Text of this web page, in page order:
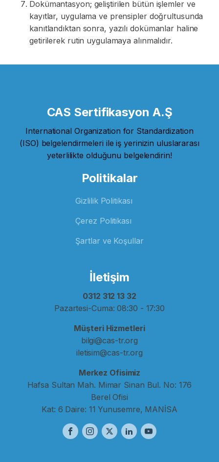
Dokümantasyon; geliştirilen bütün işlemler ve
kayıtlar, uygulama ve prensipler doğrultusunda
kanıtlandıktan sonra, yazılı dokümanlar haline
getirilerek rutin uygulamaya alınmalıdır.
CAS Sertifikasyon A.Ş
International Organization for Standardization
(ISO) belgelendirmeleri ile iş yerinizin uluslararası
yeterlilikte olduğunu belgelendirin!
Politikalar
Gizlilik Politikası
Çerez Politikası
Şartlar ve Koşullar
İletişim
0312 312 13 32
Pazartesi-Cuma: 08:30 - 17:30
Müşteri Hizmetleri
bilgi@cas-tr.org
iletisim@cas-tr.org
Merkez Ofisimiz
Hafsa Sultan Mah. Mimar Sinan Bul. No: 176
Berel Ofisi
Kat: 6 Daire: 11 Yunusemre, MANİSA